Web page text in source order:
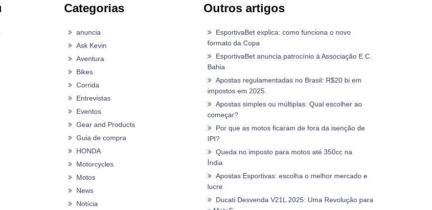
Categorias
anuncia
Ask Kevin
Aventura
Bikes
Corrida
Entrevistas
Eventos
Gear and Products
Guia de compra
HONDA
Motorcycles
Motos
News
Notícia
Outros artigos
EsportivaBet explica: como funciona o novo
formato da Copa
EsportivaBet anuncia patrocínio à Associação E.C.
Bahia
Apostas regulamentadas no Brasil: R$20 bi em
impostos em 2025.
Apostas simples ou múltiplas: Qual escolher ao
começar?
Por que as motos ficaram de fora da isenção de
IPI?
Queda no imposto para motos até 350cc na
Índia
Apostas Esportivas: escolha o melhor mercado e
lucre
Ducati Desvenda V21L 2025: Uma Revolução para